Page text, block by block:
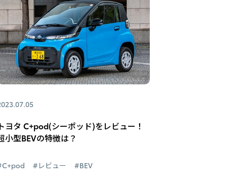
トヨタ C+pod(シーポッド)をレビュー！
小型BEVの特徴は？
#レビュー #BEV